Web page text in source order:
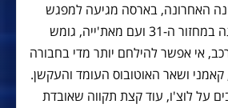
16-17, העונה האחרונה, בארסה מגיעה למפגש
קשה מאוד מול מלאגה במחזור ה-31 ועם מאת'ייה, גומש
אי אפשר להילחם יותר מדי בחבורה
ושאר האוטובוס העומד והעקשן.
על לוצ'ו, עוד קצת תקווה שאובדת